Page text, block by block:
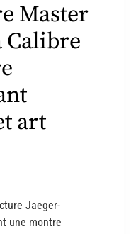
Master
art
Jaeger-
une montre